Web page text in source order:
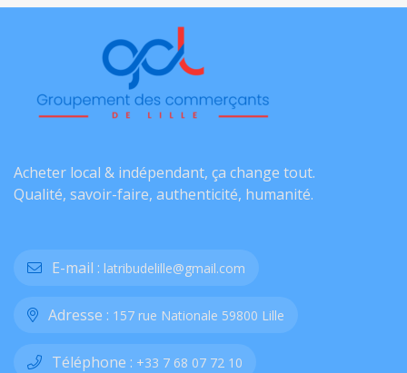
Acheter local & indépendant, ça change tout.
Qualité, savoir-faire, authenticité, humanité.
E-mail : latribudelille@gmail.com
Adresse : 157 rue Nationale 59800 Lille
Téléphone : +33 7 68 07 72 10